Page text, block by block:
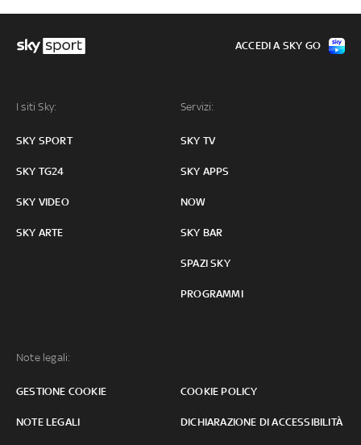
I siti Sky:
SKY SPORT
SKY TG24
SKY VIDEO
SKY ARTE
Servizi:
SKY TV
SKY APPS
NOW
SKY BAR
SPAZI SKY
PROGRAMMI
Note legali:
GESTIONE COOKIE COOKIE POLICY
NOTE LEGALI DICHIARAZIONE DI ACCESSIBILITÀ
ACCEDI A SKY GO